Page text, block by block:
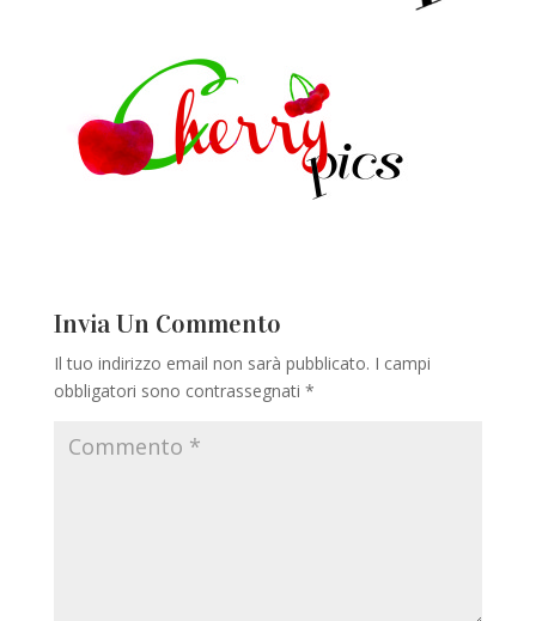
Invia Un Commento
Il tuo indirizzo email non sarà pubblicato. I campi
obbligatori sono contrassegnati *